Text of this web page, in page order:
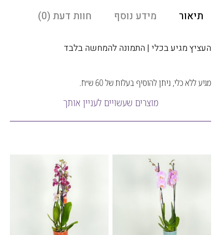
מידע נוסף חוות דעת (0)
מגיע בכלי | התמונה להמחשה בלבד
כלי, ניתן להוסיף בעלות של 60 ש״ח.
מוצרים שעשויים לעניין אותך